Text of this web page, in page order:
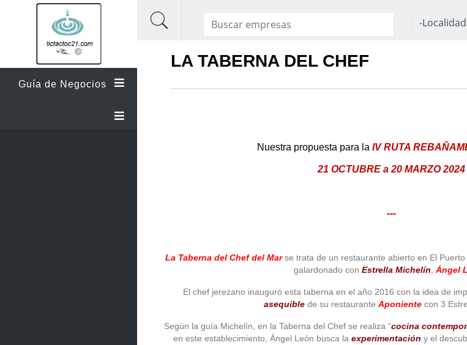
Guía de Negocios
LA TABERNA DEL CHEF
Nuestra propuesta para la IV RUTA
21 OCTUBRE a 20 MARZO 2024
---
La Taberna del Chef del Marse trata de un restaurante abierto en El
galardonado con Estrella Michelín Ángel
El chef jerezano inauguró esta taberna en el año 2016 con la idea de
asequible de su restaurante Aponiente con 3
Según la guía Michelín, en la Taberna del Chef se realiza “cocina
en este establecimiento, Ángel León busca la experimentación y el